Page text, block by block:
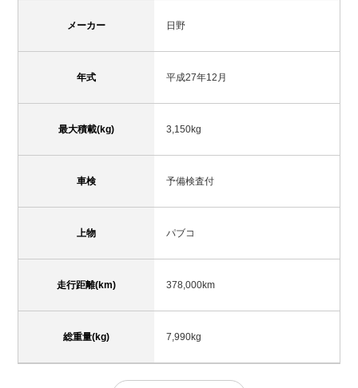
メーカー 日野
年式 平成27年12月
最大積載(kg) 3,150kg
車検 予備検査付
上物 パブコ
走行距離(km) 378,000km
総重量(kg) 7,990kg